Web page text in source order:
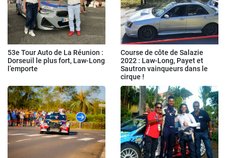
53e Tour Auto de La Réunion :
Dorseuil le plus fort, Law-Long
l’emporte
Course de côte de Salazie
2022 : Law-Long, Payet et
Sautron vainqueurs dans le
cirque !